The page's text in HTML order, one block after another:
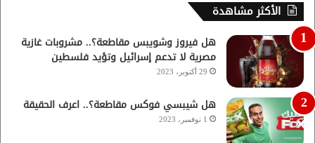
الأكثر مشاهدة
هل فيروز وشويبس مقاطعة؟.. مشروبات غازية
مصرية لا تدعم إسرائيل وتؤيد فلسطين
29 أكتوبر، 2023
هل شيبسي فوكس مقاطعة؟.. اعرف الحقيقة
1 نوفمبر، 2023